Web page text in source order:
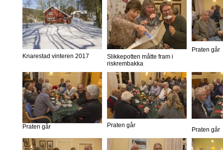
Knarestad vinteren 2017
Slikkepotten måtte fram i
riskrembakka
Praten går
Praten går Praten går
Praten går